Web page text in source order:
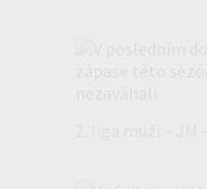
2. liga muži –